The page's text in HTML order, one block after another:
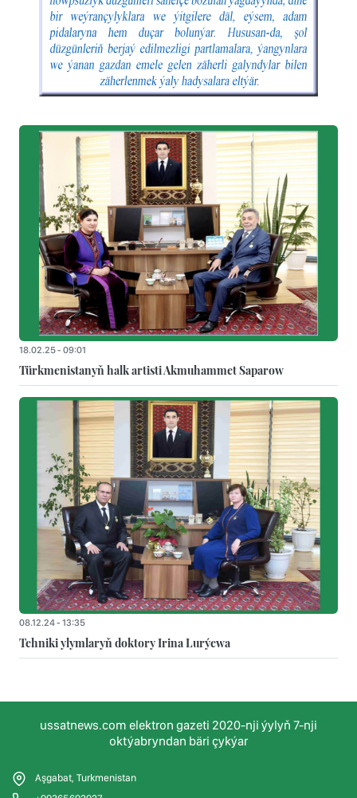
18.02.25 - 09:01
Türkmenistanyň halk artisti Akmuhammet Saparow
08.12.24 - 13:35
Tehniki ylymlaryň doktory Irina Lurýewa
ussatnews.com elektron gazeti 2020-nji ýylyň 7-nji
oktýabryndan bäri çykýar
Aşgabat, Turkmenistan